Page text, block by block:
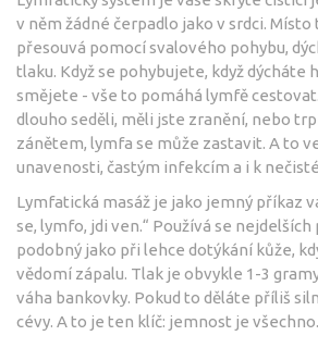
v něm žádné čerpadlo jako v srdci.
přesouvá pomocí svalového pohybu,
tlaku. Když se pohybujete, když dýcháte
smějete - vše to pomáhá lymfě
dlouho seděli, měli jste zranění, nebo
zánětem, lymfa se může zastavit. A to
unavenosti, častým infekcím a i k
Lymfatická masáž je jako jemný příkaz
se, lymfo, jdi ven.“ Používá se
podobný jako při lehce dotýkání kůže,
vědomí zápalu. Tlak je obvykle 1-3
váha bankovky. Pokud to děláte příliš
cévy. A to je ten klíč: jemnost je všechno.